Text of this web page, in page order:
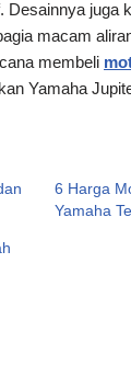
Desainnya juga
macam
membeli
Yamaha
6 Harga
Yamaha